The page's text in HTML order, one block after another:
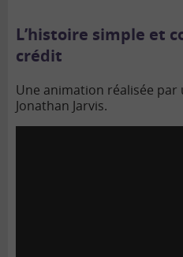
L’histoire simple et
crédit
Une animation réalisée
Jonathan Jarvis.